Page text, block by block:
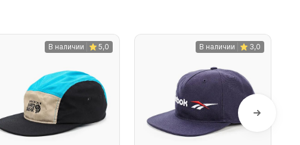
В наличии 5,0 В наличии 3,0